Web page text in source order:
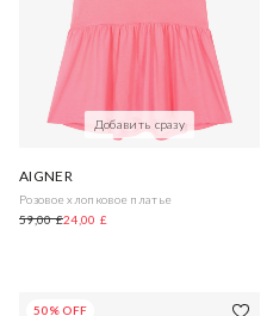
Добавить сразу
AIGNER
Розовое хлопковое платье
59,00 £24,00 £
50% OFF